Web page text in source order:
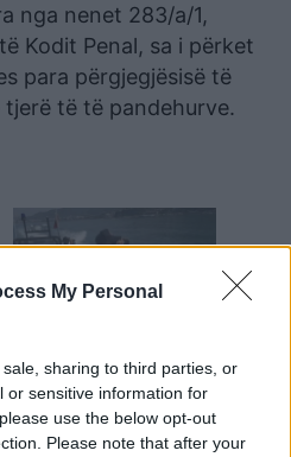
My Personal
sharing to third parties, or
or sensitive information for
use the below opt-out
Please note that after your
nga nenet 283/a/1,
Kodit Penal, sa i përket
para përgjegjësisë të
të të pandehurve.
Gjykata e Vlorës merr
vendimin për 3 skafistët